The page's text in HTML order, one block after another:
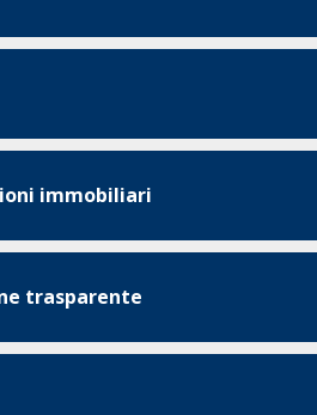
immobiliari
trasparente